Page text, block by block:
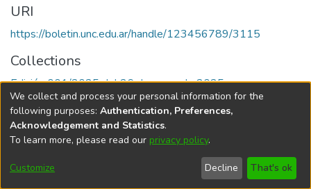
URI
https://boletin.unc.edu.ar/handle/123456789/3115
Collections
Edición 001/2025 del 26 de mayo de 2025
Universidad Nacional de Córdoba
We collect and process your personal information for the
following purposes: Authentication, Preferences,
Acknowledgement and Statistics.
To learn more, please read our privacy policy.
Customize Decline That's ok